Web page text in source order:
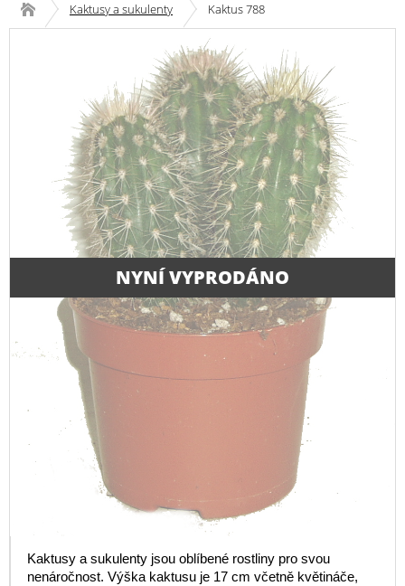
Kaktusy a sukulenty Kaktus 788
NYNÍ VYPRODÁNO
Kaktusy a sukulenty jsou oblíbené rostliny pro svou
nenáročnost. Výška kaktusu je 17 cm včetně květináče,